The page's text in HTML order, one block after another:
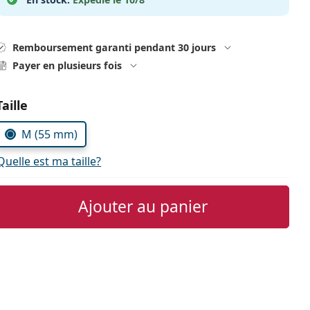
Remboursement garanti pendant 30 jours
Payer en plusieurs fois
les paramètres
M (55 mm)
est ma taille?
Ajouter au panier